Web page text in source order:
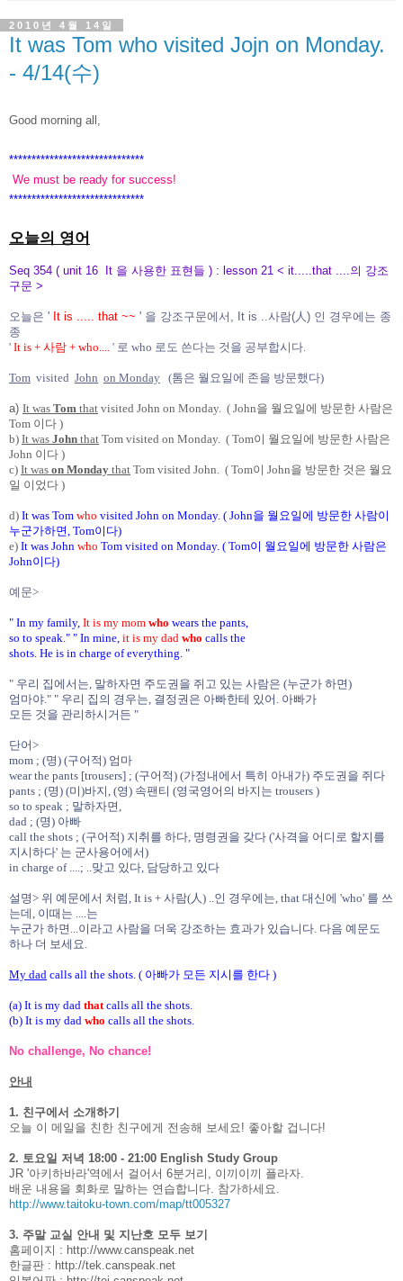
2010년 4월 14일
It was Tom who visited Jojn on Monday.
- 4/14(수)
Good morning all,
******************************
We must be ready for success!
******************************
오늘의 영어
Seq 354 ( unit 16 It 을 사용한 표현들 ) : lesson 21 < it.....that ....의 강조
구문 >
오늘은 ' It is ..... that ~~ ' 을 강조구문에서, It is ..사람(人) 인 경우에는 종
종
' It is + 사람 + who.... ' 로 who 로도 쓴다는 것을 공부합시다.
Tom visited John on Monday (톰은 월요일에 존을 방문했다)
a) It was Tom that visited John on Monday. ( John을 월요일에 방문한 사람은
Tom 이다 )
b) It was John that Tom visited on Monday. ( Tom이 월요일에 방문한 사람은
John 이다 )
c) It was on Monday that Tom visited John. ( Tom이 John을 방문한 것은 월요
일 이었다 )
d) It was Tom who visited John on Monday. ( John을 월요일에 방문한 사람이
누군가하면, Tom이다)
e) It was John who Tom visited on Monday. ( Tom이 월요일에 방문한 사람은
John이다)
예문>
" In my family, It is my mom who wears the pants,
so to speak." " In mine, it is my dad who calls the
shots. He is in charge of everything. "
" 우리 집에서는, 말하자면 주도권을 쥐고 있는 사람은 (누군가 하면)
엄마야." " 우리 집의 경우는, 결정권은 아빠한테 있어. 아빠가
모든 것을 관리하시거든 "
단어>
mom ; (명) (구어적) 엄마
wear the pants [trousers] ; (구어적) (가정내에서 특히 아내가) 주도권을 쥐다
pants ; (명) (미)바지, (영) 속팬티 (영국영어의 바지는 trousers )
so to speak ; 말하자면,
dad ; (명) 아빠
call the shots ; (구어적) 지취를 하다, 명령권을 갖다 ('사격을 어디로 할지를
지시하다' 는 군사용어에서)
in charge of ....; ..맞고 있다, 담당하고 있다
설명> 위 예문에서 처럼, It is + 사람(人) ..인 경우에는, that 대신에 'who' 를 쓰
는데, 이때는 ....는
누군가 하면...이라고 사람을 더욱 강조하는 효과가 있습니다. 다음 예문도
하나 더 보세요.
My dad calls all the shots. ( 아빠가 모든 지시를 한다 )
(a) It is my dad that calls all the shots.
(b) It is my dad who calls all the shots.
No challenge, No chance!
안내
1. 친구에서 소개하기
오늘 이 메일을 친한 친구에게 전송해 보세요! 좋아할 겁니다!
2. 토요일 저녁 18:00 - 21:00 English Study Group
JR '아키하바라'역에서 걸어서 6분거리, 이끼이끼 플라자.
배운 내용을 회화로 말하는 연습합니다. 참가하세요.
http://www.taitoku-town.com/map/tt005327
3. 주말 교실 안내 및 지난호 모두 보기
홈페이지 : http://www.canspeak.net
한글판 : http://tek.canspeak.net